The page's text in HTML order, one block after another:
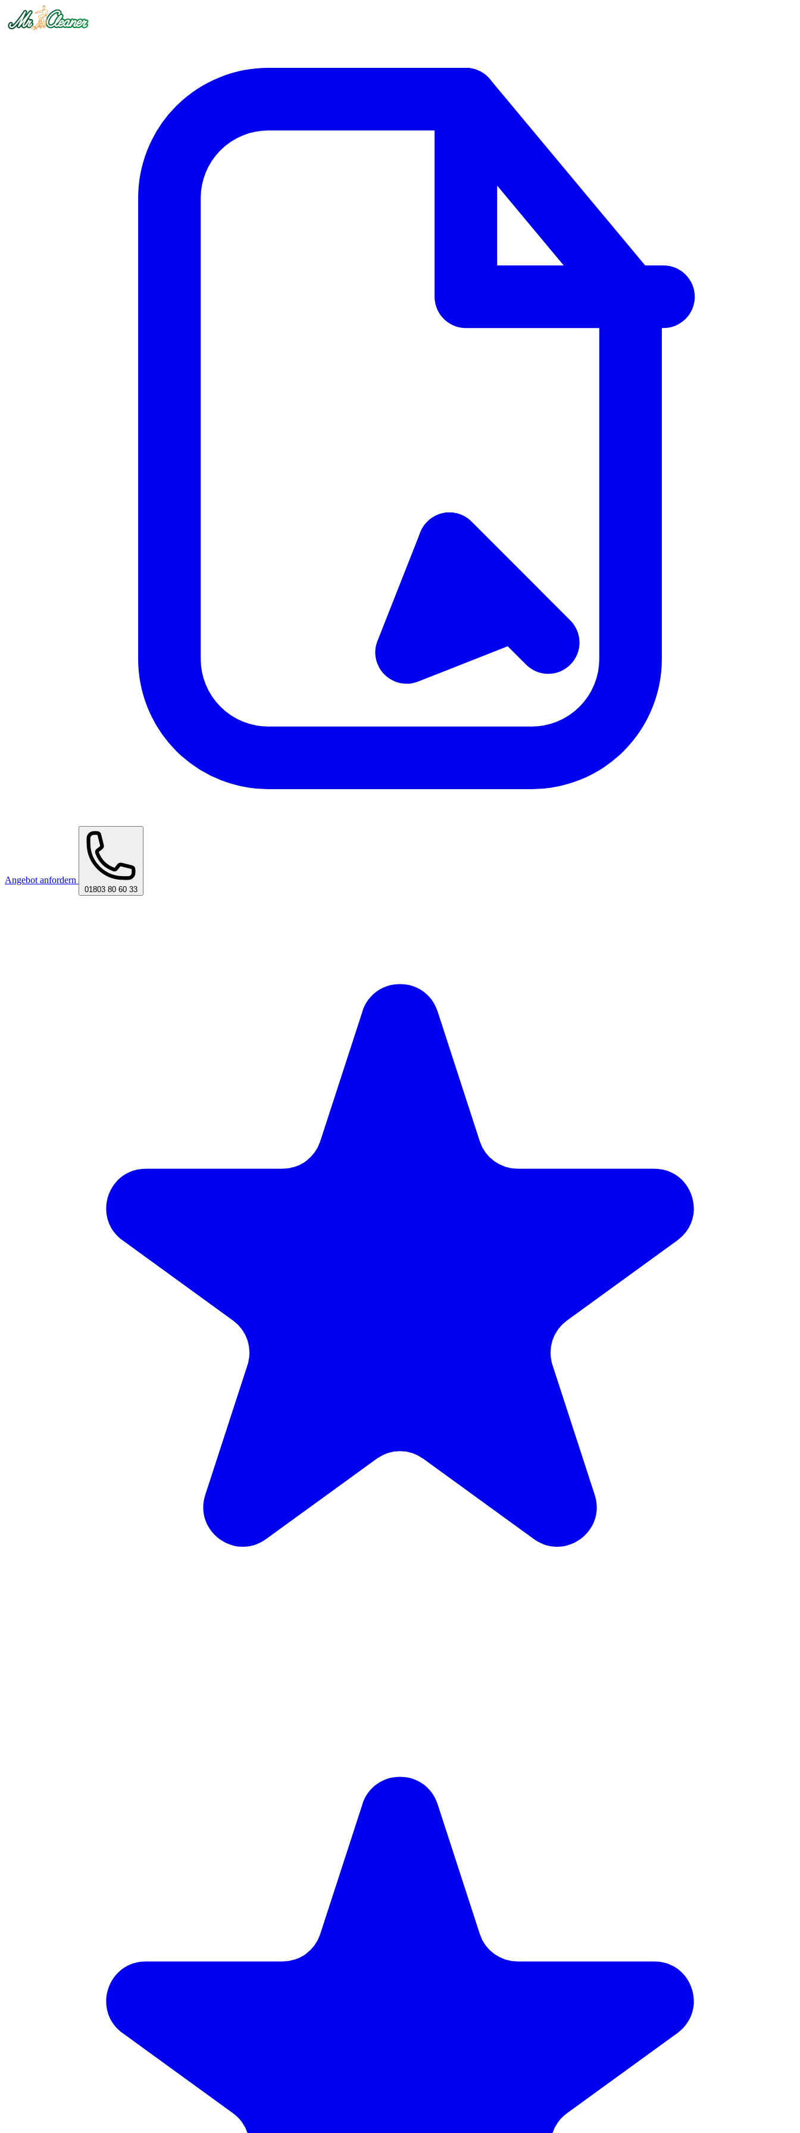
Angebot anfordern
01803 80 60 33